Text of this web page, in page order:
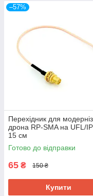
–57%
Перехідник для
дрона RP-SMA на UFL/
15 см
Готово до відправки
65 ₴ 150 ₴
Купити